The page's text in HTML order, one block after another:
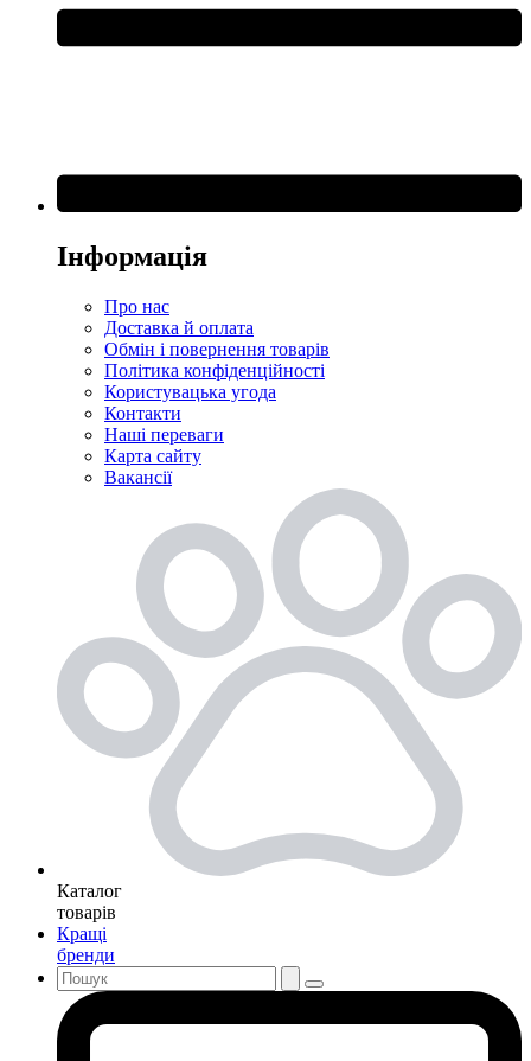
Інформація
Про нас
Доставка й оплата
Обмін і повернення товарів
Політика конфіденційності
Користувацька угода
Контакти
Наші переваги
Карта сайту
Вакансії
Каталог
товарів
Кращі
бренди